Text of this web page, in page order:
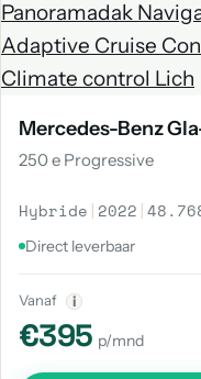
Mercedes-Benz
250 e Progressive
Hybride | 2022 |
Direct leverbaar
Vanaf i
€395 p/mnd